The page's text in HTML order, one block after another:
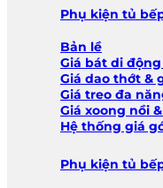
Phụ kiện tủ
Bản lề
Giá bát di
Giá dao thớt &
Giá treo đa
Giá xoong nồi
Hệ thống giá
Phụ kiện tủ